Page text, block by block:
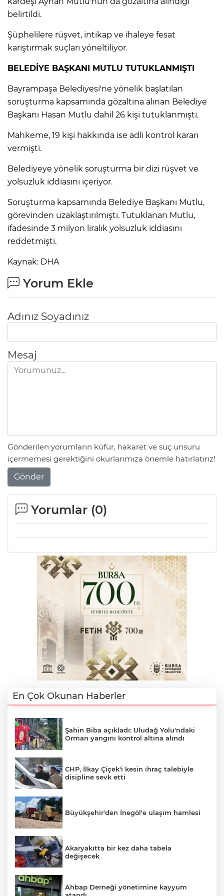
belirtildi.
Şüphelilere rüşvet, intikap ve ihaleye fesat
karıştırmak suçları yöneltiliyor.
BELEDİYE BAŞKANI MUTLU TUTUKLANMIŞTI
Bayrampaşa Belediyesi'ne yönelik başlatılan
soruşturma kapsamında gözaltına alınan Belediye
Başkanı Hasan Mutlu dahil 26 kişi tutuklanmıştı.
Mahkeme, 19 kişi hakkında ise adli kontrol kararı
vermişti.
Belediyeye yönelik soruşturma bir dizi rüşvet ve
yolsuzluk iddiasını içeriyor.
Soruşturma kapsamında Belediye Başkanı Mutlu,
görevinden uzaklaştırılmıştı. Tutuklanan Mutlu,
ifadesinde 3 milyon liralık yolsuzluk iddiasını
reddetmişti.
Kaynak: DHA
Yorum Ekle
Adınız Soyadınız
Mesaj
Gönderilen yorumların küfür, hakaret ve suç unsuru
içermemesi gerektiğini okurlarımıza önemle hatırlatırız!
Gönder
Yorumlar (0)
En Çok Okunan Haberler
Şahin Biba açıkladı: Uludağ Yolu'ndaki
Orman yangını kontrol altına alındı
CHP, İlkay Çiçek'i kesin ihraç talebiyle
disipline sevk etti
Büyükşehir'den İnegöl'e ulaşım hamlesi
Akaryakıtta bir kez daha tabela
değişecek
Ahbap Derneği yönetimine kayyum